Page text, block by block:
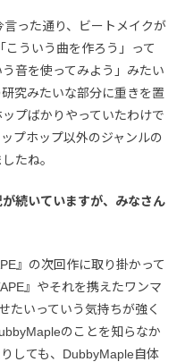
言った通り、ビートメイクが
こういう曲を作ろう」って
音を使ってみよう」みたい
究みたいな部分に重きを置
プばかりやっていたわけで
プホップ以外のジャンルの
たね。
続いていますが、みなさん
』の次回作に取り掛かって
』やそれを携えたワンマ
たいっていう気持ちが強く
のことを知らなか
しても、DubbyMaple自体